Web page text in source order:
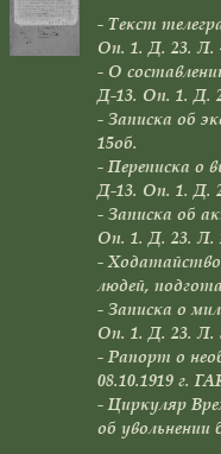
- Текст
Оп. 1. Д. 23. Л.
- О
Д-13. Оп. 1. Д.
- Записка об
15об.
- Переписка о
Д-13. Оп. 1. Д.
- Записка об
Оп. 1. Д. 23. Л.
- Ходатайство
людей,
- Записка о
Оп. 1. Д. 23. Л.
- Рапорт о
08.10.1919 г.
- Циркуляр
об